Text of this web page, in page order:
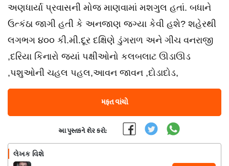
અણધાર્યા પ્રવાસની મોજ માણવામાં મશગુલ હતાં. બધાને
ઉત્કંઠા જાગી હતી કે અનજાણ જગ્યા કેવી હશે? શહેરથી
લગભગ ૪૦૦ કી.મી.દૂર દક્ષિણે ડુંગરાળ અને ગીચ વનરાજી
,દરિયા કિનારો જ્યાં પક્ષીઓનો કલબલાટ ઊડાઊડ
,પશુઓની ચહલ પહલ,આવન જાવન ,દોડાદોડ,
મફત વાંચો
આ પુસ્તકને શેર કરો:
લેખક વિશે